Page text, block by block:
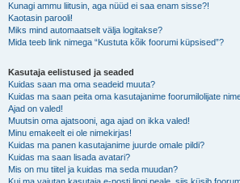
Kunagi ammu liitusin, aga nüüd ei saa enam sisse?!
Kaotasin parooli!
Miks mind automaatselt välja logitakse?
Mida teeb link nimega “Kustuta kõik foorumi küpsised”?
Kasutaja eelistused ja seaded
Kuidas saan ma oma seadeid muuta?
Kuidas ma saan peita oma kasutajanime foorumilolijate
Ajad on valed!
Muutsin oma ajatsooni, aga ajad on ikka valed!
Minu emakeelt ei ole nimekirjas!
Kuidas ma panen kasutajanime juurde omale pildi?
Kuidas ma saan lisada avatari?
Mis on mu tiitel ja kuidas ma seda muudan?